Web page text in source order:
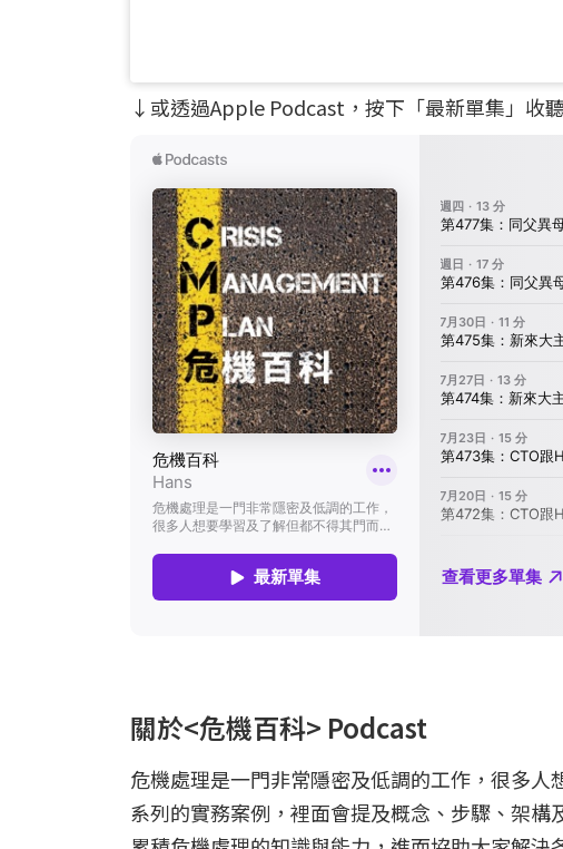
↓或透過Apple Podcast，按下「最新單集」收聽
關於<危機百科> Podcast
危機處理是一門非常隱密及低調的工作，很多
系列的實務案例，裡面會提及概念、步驟、架